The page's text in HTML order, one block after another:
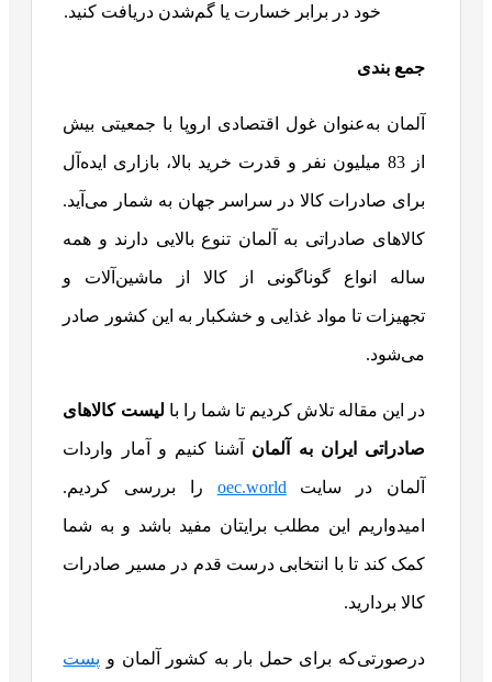
خود در برابر خسارت یا گم‌شدن دریافت کنید.
جمع بندی
آلمان به‌عنوان غول اقتصادی اروپا با جمعیتی بیش
از 83 میلیون نفر و قدرت خرید بالا، بازاری ایده‌آل
برای صادرات کالا در سراسر جهان به شمار می‌آید.
کالاهای صادراتی به آلمان تنوع بالایی دارند و همه
ساله انواع گوناگونی از کالا از ماشین‌آلات و
تجهیزات تا مواد غذایی و خشکبار به این کشور صادر
می‌شود.
در این مقاله تلاش کردیم تا شما را با لیست کالاهای
صادراتی ایران به آلمان آشنا کنیم و آمار واردات
آلمان در سایت oec.world را بررسی کردیم.
امیدواریم این مطلب برایتان مفید باشد و به شما
کمک کند تا با انتخابی درست قدم در مسیر صادرات
کالا بردارید.
درصورتی‌که برای حمل بار به کشور آلمان و پست